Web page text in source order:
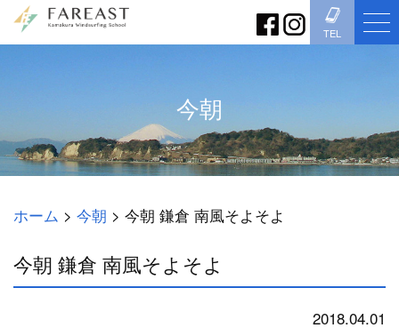
TEL
今朝
ホーム > 今朝 > 今朝 鎌倉 南風そよそよ
今朝 鎌倉 南風そよそよ
2018.04.01